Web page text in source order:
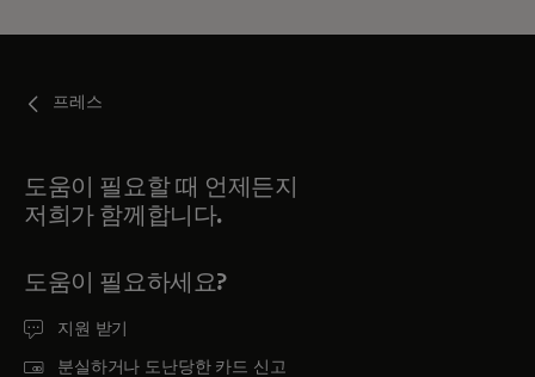
프레스
도움이 필요할 때 언제든지
저희가 함께합니다.
도움이 필요하세요?
지원 받기
분실하거나 도난당한 카드 신고